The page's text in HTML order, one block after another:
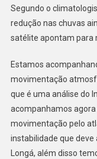
Segundo o
redução nas chuvas
satélite apontam para
Estamos
movimentação
que é uma análise do
acompanhamos
movimentação pelo
instabilidade que deve
Longá, além disso